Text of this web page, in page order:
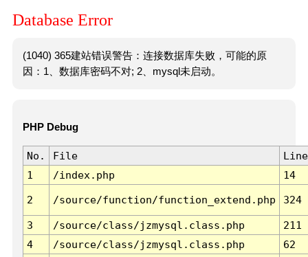
Database Error
(1040) 365建站错误警告：连接数据库失败，可能的原
因：1、数据库密码不对; 2、mysql未启动。
PHP Debug
No. File
Line
1
/index.php 14
2 /source/function/function_extend.php 324
3 /source/class/jzmysql.class.php
211
4
/source/class/jzmysql.class.php
62